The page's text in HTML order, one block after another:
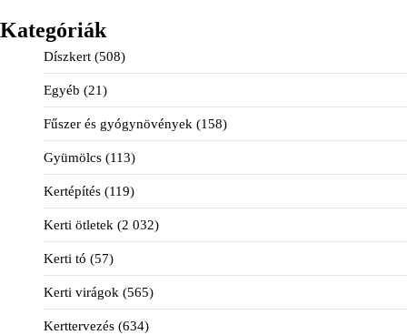
Kategóriák
Díszkert (508)
Egyéb (21)
Fűszer és gyógynövények (158)
Gyümölcs (113)
Kertépítés (119)
Kerti ötletek (2 032)
Kerti tó (57)
Kerti virágok (565)
Kerttervezés (634)